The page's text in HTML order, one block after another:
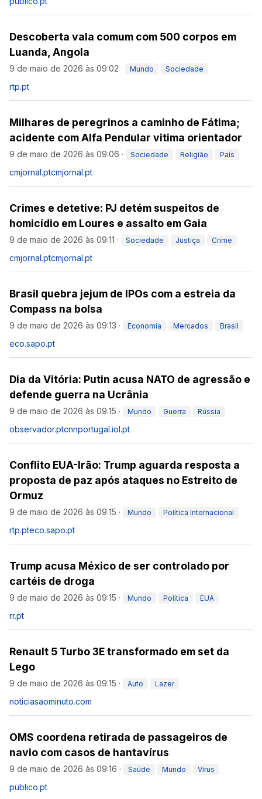
Descoberta vala comum com 500 corpos em
Luanda, Angola
9 de maio de 2026 às 09:02 · Mundo Sociedade
rtp.pt
Milhares de peregrinos a caminho de Fátima;
acidente com Alfa Pendular vitima orientador
9 de maio de 2026 às 09:06 · Sociedade Religião País
cmjornal.ptcmjornal.pt
Crimes e detetive: PJ detém suspeitos de
homicídio em Loures e assalto em Gaia
9 de maio de 2026 às 09:11 · Sociedade Justiça Crime
cmjornal.ptcmjornal.pt
Brasil quebra jejum de IPOs com a estreia da
Compass na bolsa
9 de maio de 2026 às 09:13 · Economia Mercados Brasil
eco.sapo.pt
Dia da Vitória: Putin acusa NATO de agressão e
defende guerra na Ucrânia
9 de maio de 2026 às 09:15 · Mundo Guerra Rússia
observador.ptcnnportugal.iol.pt
Conflito EUA-Irão: Trump aguarda resposta a
proposta de paz após ataques no Estreito de
Ormuz
9 de maio de 2026 às 09:15 · Mundo Política Internacional
rtp.pteco.sapo.pt
Trump acusa México de ser controlado por
cartéis de droga
9 de maio de 2026 às 09:15 · Mundo Política EUA
rr.pt
Renault 5 Turbo 3E transformado em set da
Lego
9 de maio de 2026 às 09:15 · Auto Lazer
noticiasaominuto.com
OMS coordena retirada de passageiros de
navio com casos de hantavírus
9 de maio de 2026 às 09:16 · Saúde Mundo Vírus
publico.pt